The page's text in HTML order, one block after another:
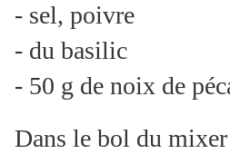
- sel, poivre
- du basilic
- 50 g de noix de
Dans le bol du